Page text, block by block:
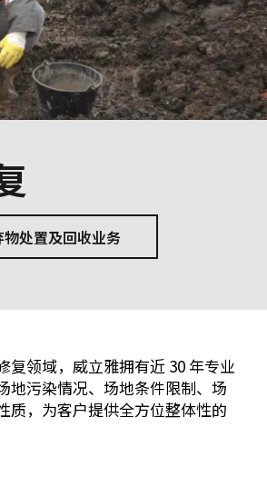
处置及回收业务
复领域，威立雅拥有近 30 年专业
地污染情况、场地条件限制、场
质，为客户提供全方位整体性的